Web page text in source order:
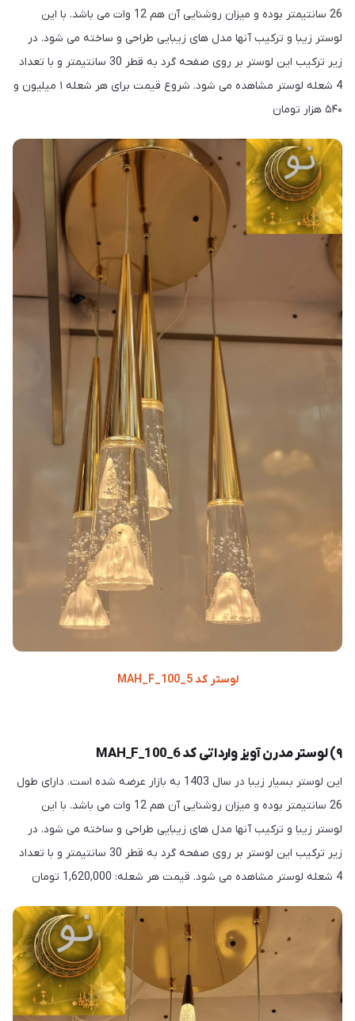
26 سانتیمتر بوده و میزان روشنایی آن هم 12 وات می باشد. با این
لوستر زیبا و ترکیب آنها مدل های زیبایی طراحی و ساخته می شود. در
زیر ترکیب این لوستر بر روی صفحه گرد به قطر 30 سانتیمتر و با تعداد
4 شعله لوستر مشاهده می شود. شروع قیمت برای هر شعله ۱ میلیون و
۵۴۰ هزار تومان
لوستر کد MAH_F_100_5
۹) لوستر مدرن آویز وارداتی کد MAH_F_100_6
این لوستر بسیار زیبا در سال 1403 به بازار عرضه شده است. دارای طول
26 سانتیمتر بوده و میزان روشنایی آن هم 12 وات می باشد. با این
لوستر زیبا و ترکیب آنها مدل های زیبایی طراحی و ساخته می شود. در
زیر ترکیب این لوستر بر روی صفحه گرد به قطر 30 سانتیمتر و با تعداد
4 شعله لوستر مشاهده می شود. قیمت هر شعله: 1,620,000 تومان